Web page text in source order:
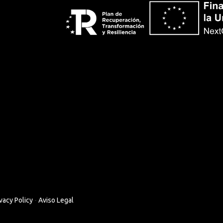
Policy - Aviso Legal